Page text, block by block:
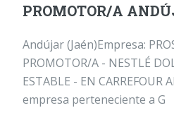
PROMOTOR/A
Andújar (Jaén)Empresa:
PROMOTOR/A - NESTLÉ
ESTABLE - EN CARREFOUR
empresa perteneciente a G